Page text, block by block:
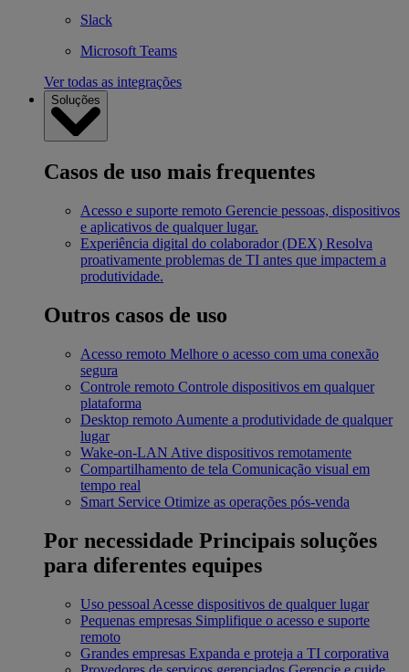
Slack
Microsoft Teams
Ver todas as integrações
Soluções
Casos de uso mais frequentes
Acesso e suporte remoto Gerencie pessoas, dispositivos
e aplicativos de qualquer lugar.
Experiência digital do colaborador (DEX) Resolva
proativamente problemas de TI antes que impactem a
produtividade.
Outros casos de uso
Acesso remoto Melhore o acesso com uma conexão
segura
Controle remoto Controle dispositivos em qualquer
plataforma
Desktop remoto Aumente a produtividade de qualquer
lugar
Wake-on-LAN Ative dispositivos remotamente
Compartilhamento de tela Comunicação visual em
tempo real
Smart Service Otimize as operações pós-venda
Por necessidade Principais soluções
para diferentes equipes
Uso pessoal Acesse dispositivos de qualquer lugar
Pequenas empresas Simplifique o acesso e suporte
remoto
Grandes empresas Expanda e proteja a TI corporativa